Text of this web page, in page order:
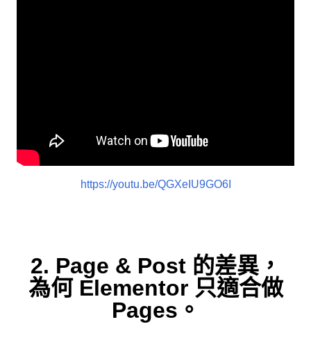
https://youtu.be/QGXeIU9GO6I
2. Page & Post 的差異，
為何 Elementor 只適合做
Pages。